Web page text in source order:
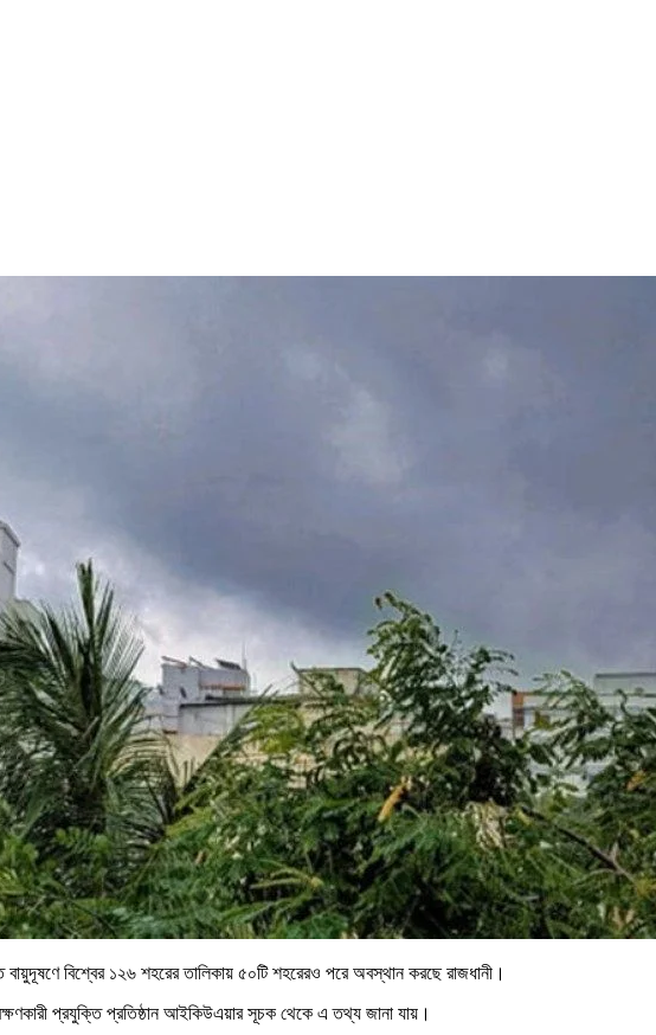
বায়ুদূষণে বিশ্বের ১২৬ শহরের তালিকায় ৫০টি শহরেরও পরে অবস্থান করছে রাজধানী।
প্রযুক্তি প্রতিষ্ঠান আইকিউএয়ার সূচক থেকে এ তথ্য জানা যায়।